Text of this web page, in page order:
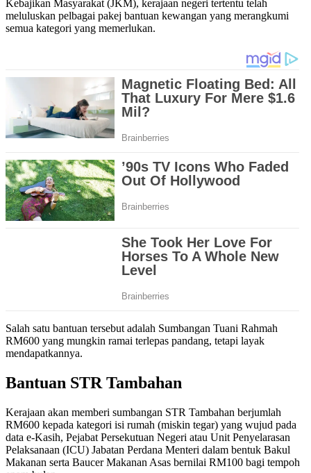
Kebajikan Masyarakat (JKM), kerajaan negeri tertentu telah
meluluskan pelbagai pakej bantuan kewangan yang merangkumi
semua kategori yang memerlukan.
Salah satu bantuan tersebut adalah Sumbangan Tuani Rahmah
RM600 yang mungkin ramai terlepas pandang, tetapi layak
mendapatkannya.
Bantuan STR Tambahan
Kerajaan akan memberi sumbangan STR Tambahan berjumlah
RM600 kepada kategori isi rumah (miskin tegar) yang wujud pada
data e-Kasih, Pejabat Persekutuan Negeri atau Unit Penyelarasan
Pelaksanaan (ICU) Jabatan Perdana Menteri dalam bentuk Bakul
Makanan serta Baucer Makanan Asas bernilai RM100 bagi tempoh